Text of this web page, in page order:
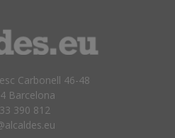
Carbonell 46-48
Barcelona
390 812